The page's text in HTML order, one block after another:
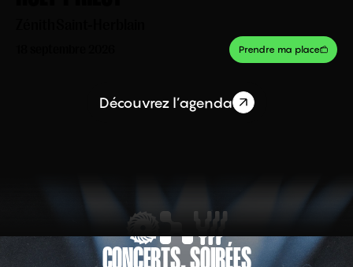
Prendre ma place
Découvrez l’agenda
CONCERTS, SOIRÉES